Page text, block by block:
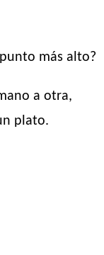
más alto?
a otra,
plato.